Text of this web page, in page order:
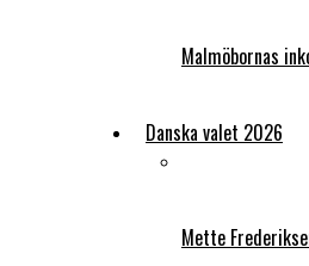
Malmöbornas
Danska valet 2026
Mette